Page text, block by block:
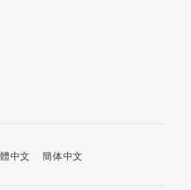
中文 簡体中文